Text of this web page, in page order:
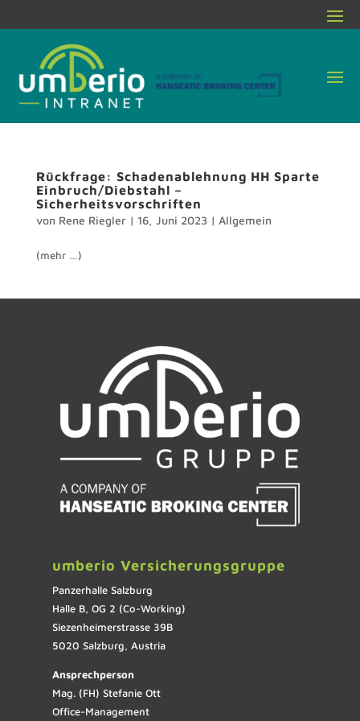
Rückfrage: Schadenablehnung HH Sparte
Einbruch/Diebstahl –
Sicherheitsvorschriften
von Rene Riegler| 16, Juni 2023 | Allgemein
(mehr …)
umberio Versicherungsgruppe
Panzerhalle Salzburg
Halle B, OG 2 (Co-Working)
Siezenheimerstrasse 39B
5020 Salzburg, Austria
Ansprechperson
Mag. (FH) Stefanie Ott
Office-Management